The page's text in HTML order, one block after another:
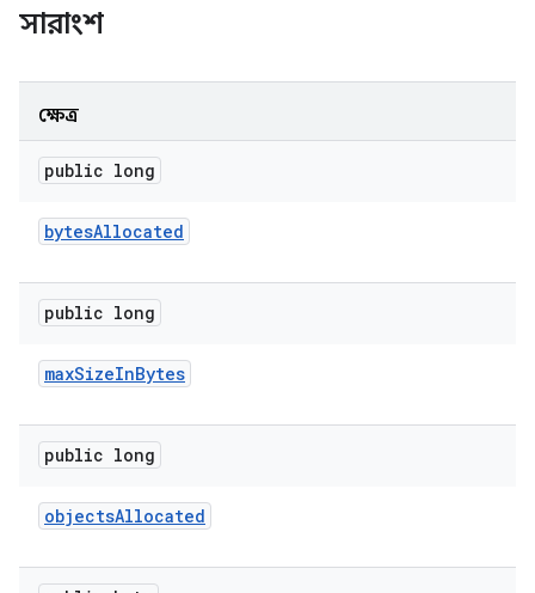
সারাংশ
ক্ষেত্র
public long
bytesAllocated
public long
maxSizeInBytes
public long
objectsAllocated